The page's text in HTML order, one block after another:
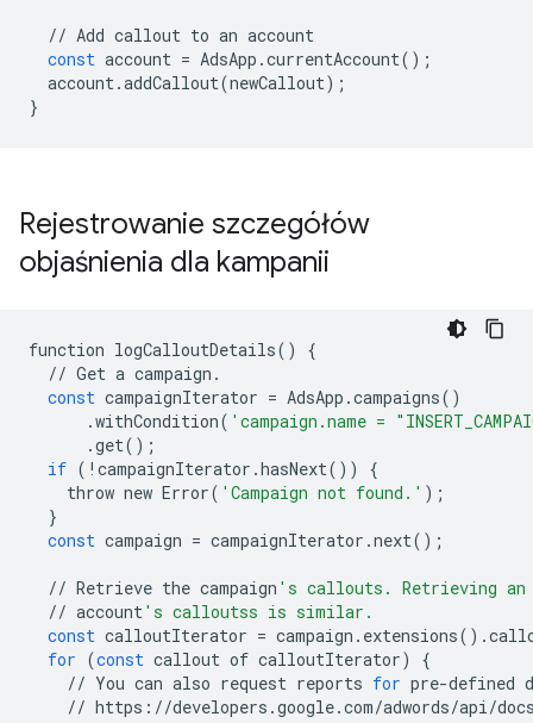
// Add callout to an account
const account = AdsApp .currentAccount();
account.addCallout(newCallout);
}
Rejestrowanie szczegółów
objaśnienia dla kampanii
function logCalloutDetails()
{
// Get a campaign .
const campaignIterator = AdsApp .campaigns()
.withCondition( 'campaign.name =
.get();
if ( ! campaignIterator .hasNext())
{
throw new Error( 'Campaign not found.' );
}
const campaign = campaignIterator .next();
// Retrieve the campaign 's callouts. Retrieving an
// account's calloutss is similar.
const calloutIterator = campaign . extensions() .
for (const callout of calloutIterator)
{
// You can also request reports for pre-defined
// https : //developers .google.com/adwords/api/